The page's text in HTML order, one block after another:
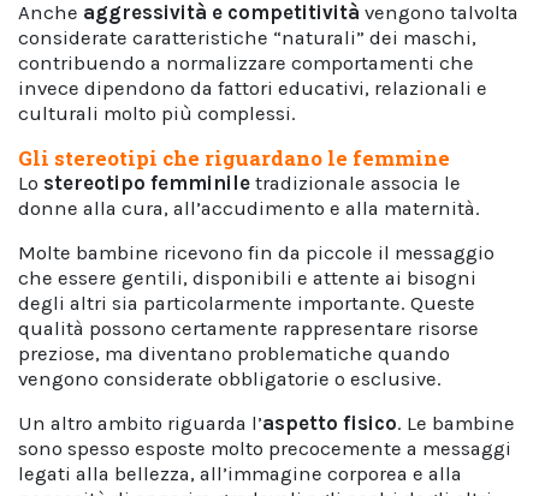
Anche aggressività e competitività vengono talvolta
considerate caratteristiche “naturali” dei maschi,
contribuendo a normalizzare comportamenti che
invece dipendono da fattori educativi, relazionali e
culturali molto più complessi.
Gli stereotipi che riguardano le femmine
Lo stereotipo femminile tradizionale associa le
donne alla cura, all’accudimento e alla maternità.
Molte bambine ricevono fin da piccole il messaggio
che essere gentili, disponibili e attente ai bisogni
degli altri sia particolarmente importante. Queste
qualità possono certamente rappresentare risorse
preziose, ma diventano problematiche quando
vengono considerate obbligatorie o esclusive.
Un altro ambito riguarda l’aspetto fisico. Le bambine
sono spesso esposte molto precocemente a messaggi
legati alla bellezza, all’immagine corporea e alla